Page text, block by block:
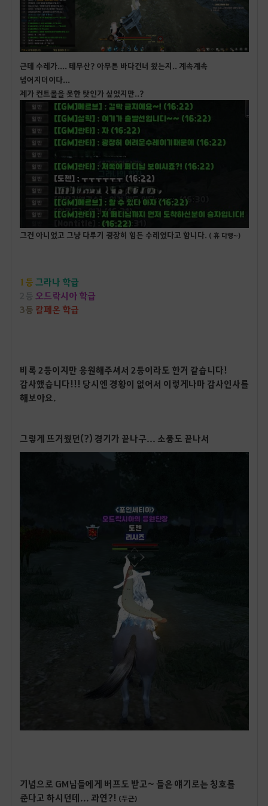
근데 수레가.... 테무산? 아무튼 바다건너 왔는지.. 계속계속
넘어지더이다...
제가 컨트롤을 못한 탓인가 싶었지만..?
그건 아니었고 그냥 다루기 굉장히 힘든 수레였다고 함니다. ( 휴 다행~)
1등 그라나 학급
오드락시아 학급
3등 칼페온 학급
비록 2등이지만 응원해주셔서 2등이라도 한거 같습니다!
감사했습니다!!! 당시엔 경황이 없어서 이렇게나마 감사인사를
해보아요.
그렇게 뜨거웠던(?) 경기가 끝나구... 소풍도 끝나서
기념으로 GM님들에게 버프도 받고~ 들은 얘기로는 칭호를
준다고 하시던데... 과연?! (두근)